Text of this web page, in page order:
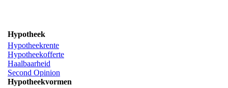
Hypotheek
Hypotheekrente
Hypotheekofferte
Haalbaarheid
Second Opinion
Hypotheekvormen